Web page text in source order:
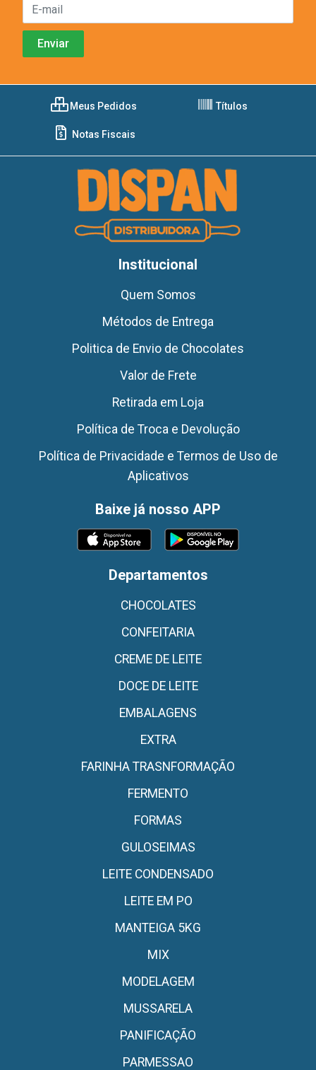
Meus Pedidos Títulos
Notas Fiscais
Institucional
Quem Somos
Métodos de Entrega
Politica de Envio de Chocolates
Valor de Frete
Retirada em Loja
Política de Troca e Devolução
Política de Privacidade e Termos de Uso de
Aplicativos
Baixe já nosso APP
Departamentos
CHOCOLATES
CONFEITARIA
CREME DE LEITE
DOCE DE LEITE
EMBALAGENS
EXTRA
FARINHA TRASNFORMAÇÃO
FERMENTO
FORMAS
GULOSEIMAS
LEITE CONDENSADO
LEITE EM PO
MANTEIGA 5KG
MIX
MODELAGEM
MUSSARELA
PANIFICAÇÃO
PARMESSAO